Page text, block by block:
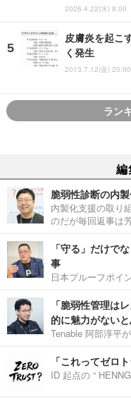
2026.4.22(水) 8:00
皮膚炎を起こ
く発生
2013.7.12(金) 20:00
ラン
編
脆弱性診断の内
内製化支援の取り
のだが毎回返事は
「守る」だけで
事
日本プルーフポイ
「脆弱性管理は
的に魅力がない
Tenable 阿部淳平
「これってゼロ
ID 起点の “